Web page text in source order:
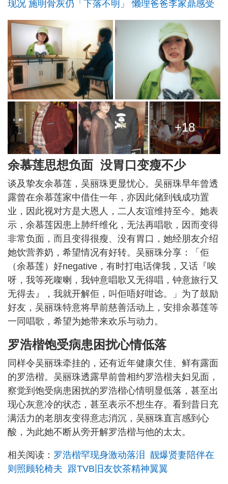
现况 施明骨灰仍「下落不明」 懒理爸爸李家鼎感受
+18
余慕莲思想负面 没胃口变瘦不少
谈及挚友余慕莲，吴丽珠更显忧心。吴丽珠早年曾透
露曾在余慕莲家中借住一年，亦因此储到钱成功置
业，因此视对方是大恩人，二人友谊维持至今。她表
示，余慕莲因患上肺纤维化，无法再唱歌，因而变得
非常负面，而且变得很瘦、没有胃口，她经朋友介绍
她饮营养奶，希望情况有好转。吴丽珠分享：「佢
（余慕莲）好negative，有时打电话俾我，又话『唉
呀，我等死㗎喇，我钟意唱歌又无得唱，钟意旅行又
无得去』，我就开解佢，叫佢唔好咁谂。」为了鼓励
好友，吴丽珠特意将早前慈善活动上，安排余慕莲等
一同唱歌，希望为她带来欢乐与动力。
罗浩楷饱受病患困扰心情低落
同样令吴丽珠牵挂的，还有近年健康欠佳、鲜有露面
的罗浩楷。吴丽珠透露早前曾相约罗浩楷夫妇见面，
察觉到饱受病患困扰的罗浩楷心情明显低落，甚至出
现心灰意冷的状态，甚至表示不想生存。看到昔日充
满活力的老朋友变得意志消沉，吴丽珠直言感到心
酸，为此她不断从旁开解罗浩楷与他的太太。
相关阅读： 罗浩楷罕现身激动落泪 靓爆贤妻陪伴在
则照顾轮椅夫 跟TVB旧友饮茶精神翼翼